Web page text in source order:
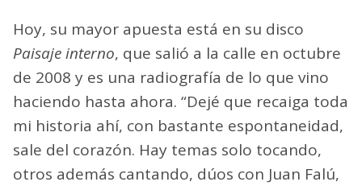
Hoy, su mayor apuesta está en su disco
Paisaje interno, que salió a la calle en octubre
de 2008 y es una radiografía de lo que vino
haciendo hasta ahora. “Dejé que recaiga toda
mi historia ahí, con bastante espontaneidad,
sale del corazón. Hay temas solo tocando,
otros además cantando, dúos con Juan Falú,